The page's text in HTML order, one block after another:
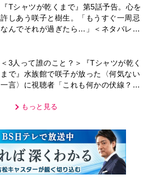
『Tシャツが乾くまで』第5話予告。心を
許しあう咲子と樹生。「もうすぐ一周忌
なんでそれが過ぎたら…」＜ネタバレあ
＜3人って誰のこと？＞『Tシャツが乾く
まで』水族館で咲子が放った〈何気ない
一言〉に視聴者「これも何かの伏線？」
もっと見る